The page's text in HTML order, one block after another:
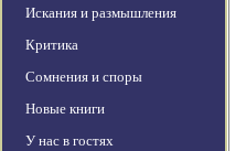
Искания и размышления
Критика
Сомнения и споры
Новые книги
У нас в гостях